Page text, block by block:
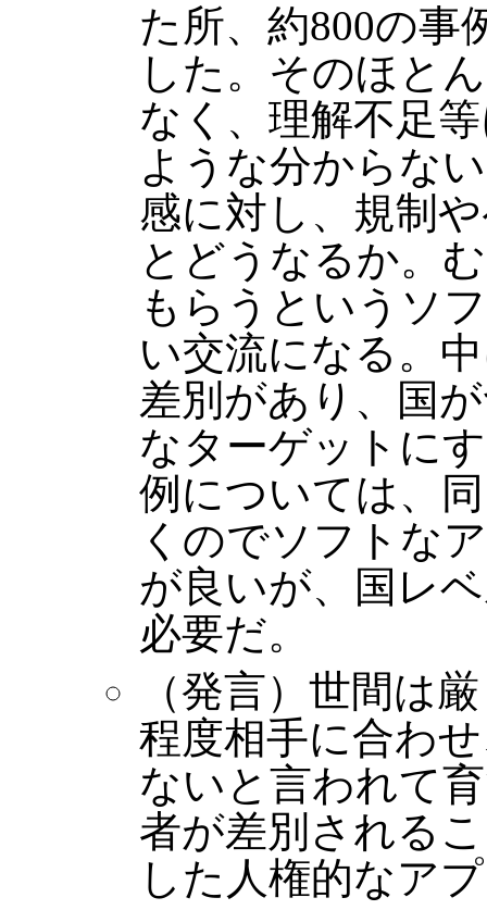
た所、約800の事
した。そのほと
なく、理解不足
ような分からな
感に対し、規制
とどうなるか。
もらうというソ
い交流になる。
差別があり、国
なターゲットに
例については、
くのでソフトな
が良いが、国レ
必要だ。
（発言）世間は
程度相手に合わ
ないと言われて
者が差別される
した人権的なア